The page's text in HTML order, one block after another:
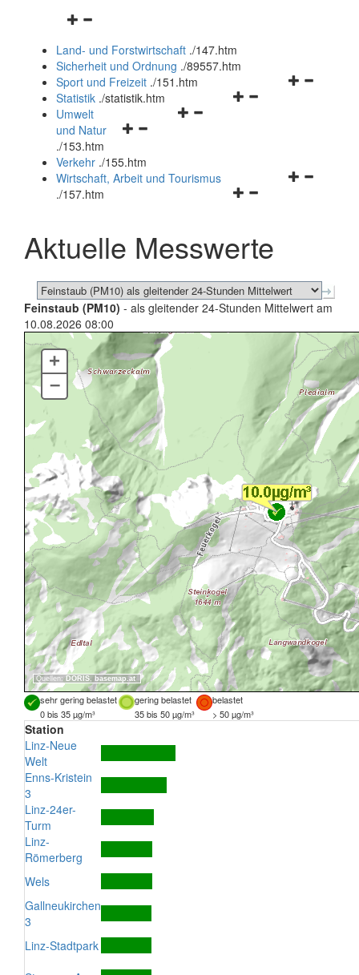
Navigationsmenü
und
schließen
Land- und Forstwirtschaft ./147.htm
Sicherheit und Ordnung ./89557.htm
Navigationsmenü
Sport und Freizeit ./151.htm
Navigationsmenü
Statistik ./statistik.htm
Navigationsmenü
und
schließen
Umwelt
und Natur
./153.htm
Verkehr ./155.htm
Navigationsmenü
schließen
Wirtschaft, Arbeit und Tourismus
./157.htm
Aktuelle Messwerte
Feinstaub (PM10) - als gleitender 24-Stunden Mittelwert am
10.08.2026 08:00
Quellen: DORIS, basemap.at
+
–
sehr gering belastet gering belastet
belastet
0 bis 35 µg/m³
35 bis 50 µg/m³ > 50 µg/m³
Station
Linz-Neue
Welt
Enns-Kristein
3
Linz-24er-
Turm
Linz-
Römerberg
Wels
Gallneukirchen
3
Linz-Stadtpark